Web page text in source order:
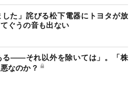
した」詫びる松下電器にトヨタが放
ぐうの音も出ない
る――それ以外を除いては」。「株
なのか？